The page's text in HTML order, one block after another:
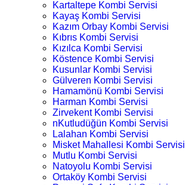
Kartaltepe Kombi Servisi
Kayaş Kombi Servisi
Kazım Orbay Kombi Servisi
Kıbrıs Kombi Servisi
Kızılca Kombi Servisi
Köstence Kombi Servisi
Kusunlar Kombi Servisi
Gülveren Kombi Servisi
Hamamönü Kombi Servisi
Harman Kombi Servisi
Zirvekent Kombi Servisi
nKutludüğün Kombi Servisi
Lalahan Kombi Servisi
Misket Mahallesi Kombi Servisi
Mutlu Kombi Servisi
Natoyolu Kombi Servisi
Ortaköy Kombi Servisi